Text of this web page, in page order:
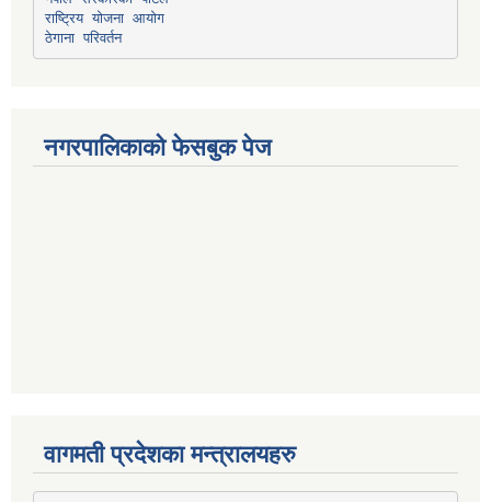
राष्ट्रिय योजना आयोग
ठेगाना परिवर्तन
नगरपालिकाको फेसबुक पेज
वागमती प्रदेशका मन्त्रालयहरु